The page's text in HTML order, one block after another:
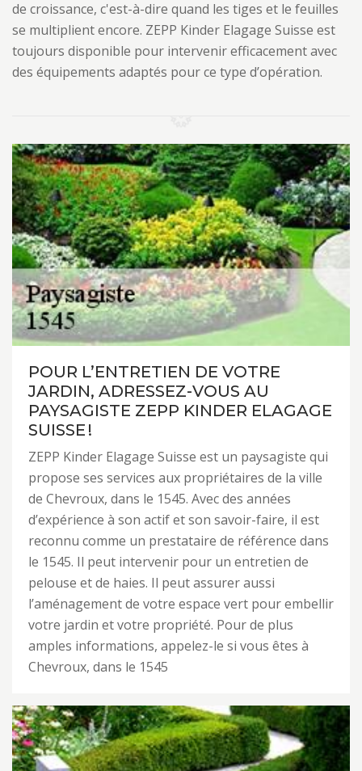
de croissance, c'est-à-dire quand les tiges et le feuilles
se multiplient encore. ZEPP Kinder Elagage Suisse est
toujours disponible pour intervenir efficacement avec
des équipements adaptés pour ce type d’opération.
POUR L’ENTRETIEN DE VOTRE
JARDIN, ADRESSEZ-VOUS AU
PAYSAGISTE ZEPP KINDER ELAGAGE
SUISSE !
ZEPP Kinder Elagage Suisse est un paysagiste qui
propose ses services aux propriétaires de la ville
de Chevroux, dans le 1545. Avec des années
d’expérience à son actif et son savoir-faire, il est
reconnu comme un prestataire de référence dans
le 1545. Il peut intervenir pour un entretien de
pelouse et de haies. Il peut assurer aussi
l’aménagement de votre espace vert pour embellir
votre jardin et votre propriété. Pour de plus
amples informations, appelez-le si vous êtes à
Chevroux, dans le 1545